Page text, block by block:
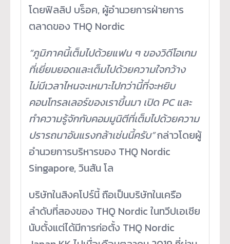
โดยฟิลลิป บร็อค, ผู้อำนวยการฝ่ายการ
ตลาดของ THQ Nordic
“ภูมิภาคนี้เต็มไปด้วยแฟน ๆ ของวิดีโอเกม
ที่เยี่ยมยอดและเต็มไปด้วยความใจกว้าง
ไม่มีเวลาไหนจะเหมาะไปกว่านี้ที่จะหยิบ
คอนโทรลเลอร์ของเราขึ้นมา เปิด PC และ
ทำความรู้จักกับคอมมูนิตีที่เต็มไปด้วยความ
ปรารถนาอันแรงกล้าเช่นนี้ครับ”กล่าวโดยผู้
อำนวยการบริหารของ THQ Nordic
Singapore, วินสัน โล
บริษัทในสิงคโปร์นี้ ถือเป็นบริษัทในเครือ
ลำดับที่สองของ THQ Nordic ในทวีปเอเชีย
นับตั้งแต่ได้มีการก่อตั้ง THQ Nordic